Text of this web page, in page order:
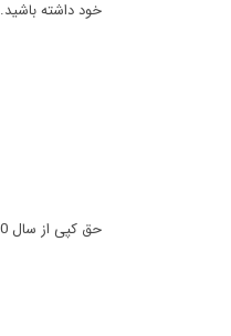
خود داشته باشید.
حق کپی از سال 1390 و تمام حقوق برای تیم توسعه محفوظ است و کپی مطالب با ذکر منبع بلامانع است (ورژن 2.6.6.14)